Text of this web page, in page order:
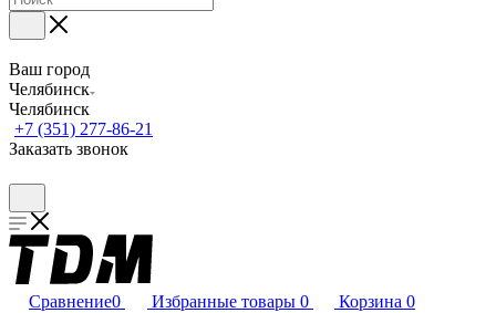
Ваш город
Челябинск
Челябинск
+7 (351) 277-86-21
Заказать звонок
Сравнение0 Избранные товары 0 Корзина 0